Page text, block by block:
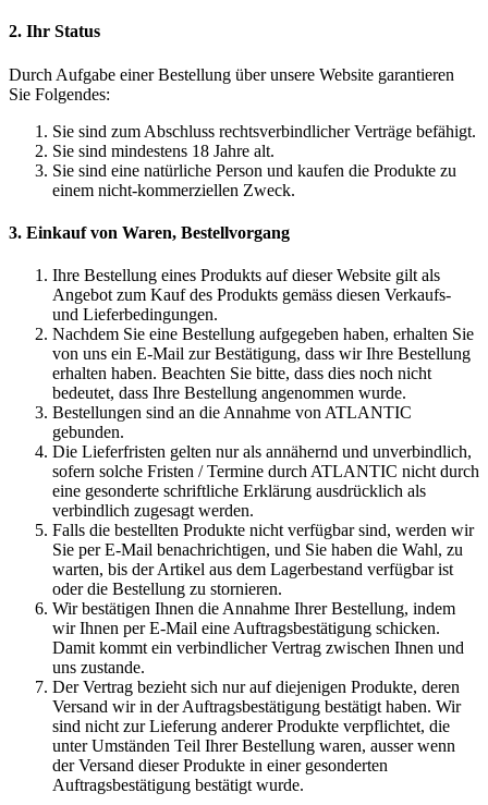
2. Ihr Status
Durch Aufgabe einer Bestellung über unsere Website garantieren
Sie Folgendes:
Sie sind zum Abschluss rechtsverbindlicher Verträge befähigt.
Sie sind mindestens 18 Jahre alt.
Sie sind eine natürliche Person und kaufen die Produkte zu
einem nicht-kommerziellen Zweck.
3. Einkauf von Waren, Bestellvorgang
Ihre Bestellung eines Produkts auf dieser Website gilt als
Angebot zum Kauf des Produkts gemäss diesen Verkaufs-
und Lieferbedingungen.
Nachdem Sie eine Bestellung aufgegeben haben, erhalten Sie
von uns ein E-Mail zur Bestätigung, dass wir Ihre Bestellung
erhalten haben. Beachten Sie bitte, dass dies noch nicht
bedeutet, dass Ihre Bestellung angenommen wurde.
Bestellungen sind an die Annahme von ATLANTIC
gebunden.
Die Lieferfristen gelten nur als annähernd und unverbindlich,
sofern solche Fristen / Termine durch ATLANTIC nicht durch
eine gesonderte schriftliche Erklärung ausdrücklich als
verbindlich zugesagt werden.
Falls die bestellten Produkte nicht verfügbar sind, werden wir
Sie per E-Mail benachrichtigen, und Sie haben die Wahl, zu
warten, bis der Artikel aus dem Lagerbestand verfügbar ist
oder die Bestellung zu stornieren.
Wir bestätigen Ihnen die Annahme Ihrer Bestellung, indem
wir Ihnen per E-Mail eine Auftragsbestätigung schicken.
Damit kommt ein verbindlicher Vertrag zwischen Ihnen und
uns zustande.
Der Vertrag bezieht sich nur auf diejenigen Produkte, deren
Versand wir in der Auftragsbestätigung bestätigt haben. Wir
sind nicht zur Lieferung anderer Produkte verpflichtet, die
unter Umständen Teil Ihrer Bestellung waren, ausser wenn
der Versand dieser Produkte in einer gesonderten
Auftragsbestätigung bestätigt wurde.